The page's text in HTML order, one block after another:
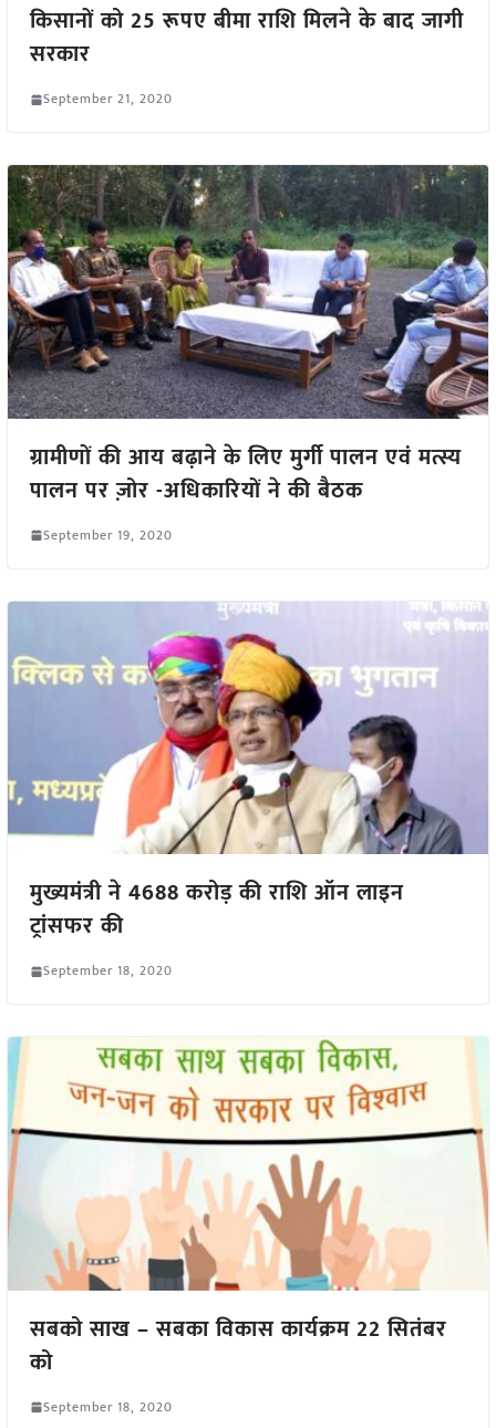
किसानों को 25 रूपए बीमा राशि मिलने के बाद जागी
सरकार
September 21, 2020
ग्रामीणों की आय बढ़ाने के लिए मुर्गी पालन एवं मत्स्य
पालन पर ज़ोर -अधिकारियों ने की बैठक
September 19, 2020
मुख्यमंत्री ने 4688 करोड़ की राशि ऑन लाइन
ट्रांसफर की
September 18, 2020
सबको साख – सबका विकास कार्यक्रम 22 सितंबर
को
September 18, 2020